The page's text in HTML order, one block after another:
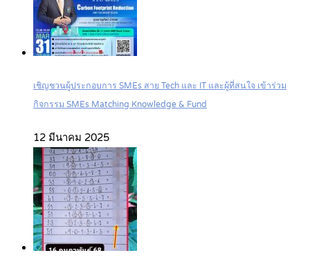
เชิญชวนผู้ประกอบการ SMEs สาย Tech และ IT และผู้ที่สนใจ เข้าร่วม
กิจกรรม SMEs Matching Knowledge & Fund
12 มีนาคม 2025